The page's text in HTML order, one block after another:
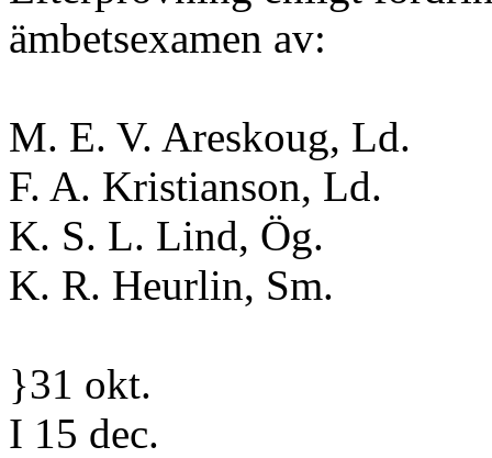
ämbetsexamen av:
M. E. V. Areskoug, Ld.
F. A. Kristianson, Ld.
K. S. L. Lind, Ög.
K. R. Heurlin, Sm.
}31 okt.
I 15 dec.